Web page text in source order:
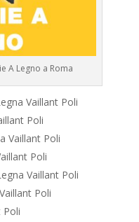
A Legno a Roma
Vaillant Poli
Poli
Vaillant Poli
Poli
Vaillant Poli
Poli
Poli